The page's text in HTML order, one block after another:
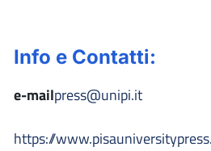
Info e Contatti:
e-mailpress@unipi.it
https://